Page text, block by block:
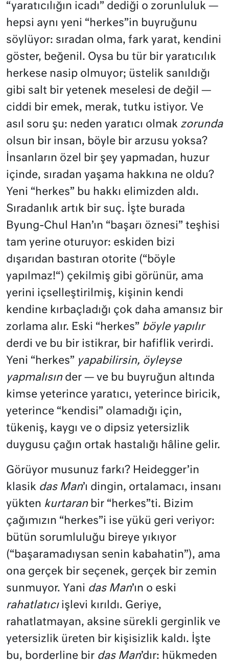
“yaratıcılığın icadı” dediği o zorunluluk —
hepsi aynı yeni “herkes”in buyruğunu
söylüyor: sıradan olma, fark yarat, kendini
göster, beğenil. Oysa bu tür bir yaratıcılık
herkese nasip olmuyor; üstelik sanıldığı
gibi salt bir yetenek meselesi de değil —
ciddi bir emek, merak, tutku istiyor. Ve
asıl soru şu: neden yaratıcı olmak zorunda
olsun bir insan, böyle bir arzusu yoksa?
İnsanların özel bir şey yapmadan, huzur
içinde, sıradan yaşama hakkına ne oldu?
Yeni “herkes” bu hakkı elimizden aldı.
Sıradanlık artık bir suç. İşte burada
Byung-Chul Han’ın “başarı öznesi” teşhisi
tam yerine oturuyor: eskiden bizi
dışarıdan bastıran otorite (“böyle
yapılmaz!“) çekilmiş gibi görünür, ama
yerini içselleştirilmiş, kişinin kendi
kendine kırbaçladığı çok daha amansız bir
zorlama alır. Eski “herkes” böyle yapılır
derdi ve bu bir istikrar, bir hafiflik verirdi.
Yeni “herkes” yapabilirsin, öyleyse
yapmalısın der — ve bu buyruğun altında
kimse yeterince yaratıcı, yeterince biricik,
yeterince “kendisi” olamadığı için,
tükeniş, kaygı ve o dipsiz yetersizlik
duygusu çağın ortak hastalığı hâline gelir.
Görüyor musunuz farkı? Heidegger’in
klasik das Man’ı dingin, ortalamacı, insanı
yükten kurtaran bir “herkes”ti. Bizim
çağımızın “herkes”i ise yükü geri veriyor:
bütün sorumluluğu bireye yıkıyor
(“başaramadıysan senin kabahatin”), ama
ona gerçek bir seçenek, gerçek bir zemin
sunmuyor. Yani das Man’ın o eski
rahatlatıcıişlevi kırıldı. Geriye,
rahatlatmayan, aksine sürekli gerginlik ve
yetersizlik üreten bir kişisizlik kaldı. İşte
bu, borderline bir das Man’dır: hükmeden